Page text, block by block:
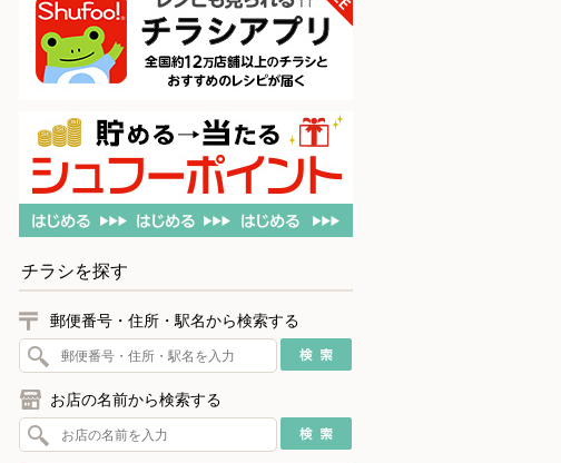
チラシを探す
郵便番号・住所・駅名から検索する
お店の名前から検索する